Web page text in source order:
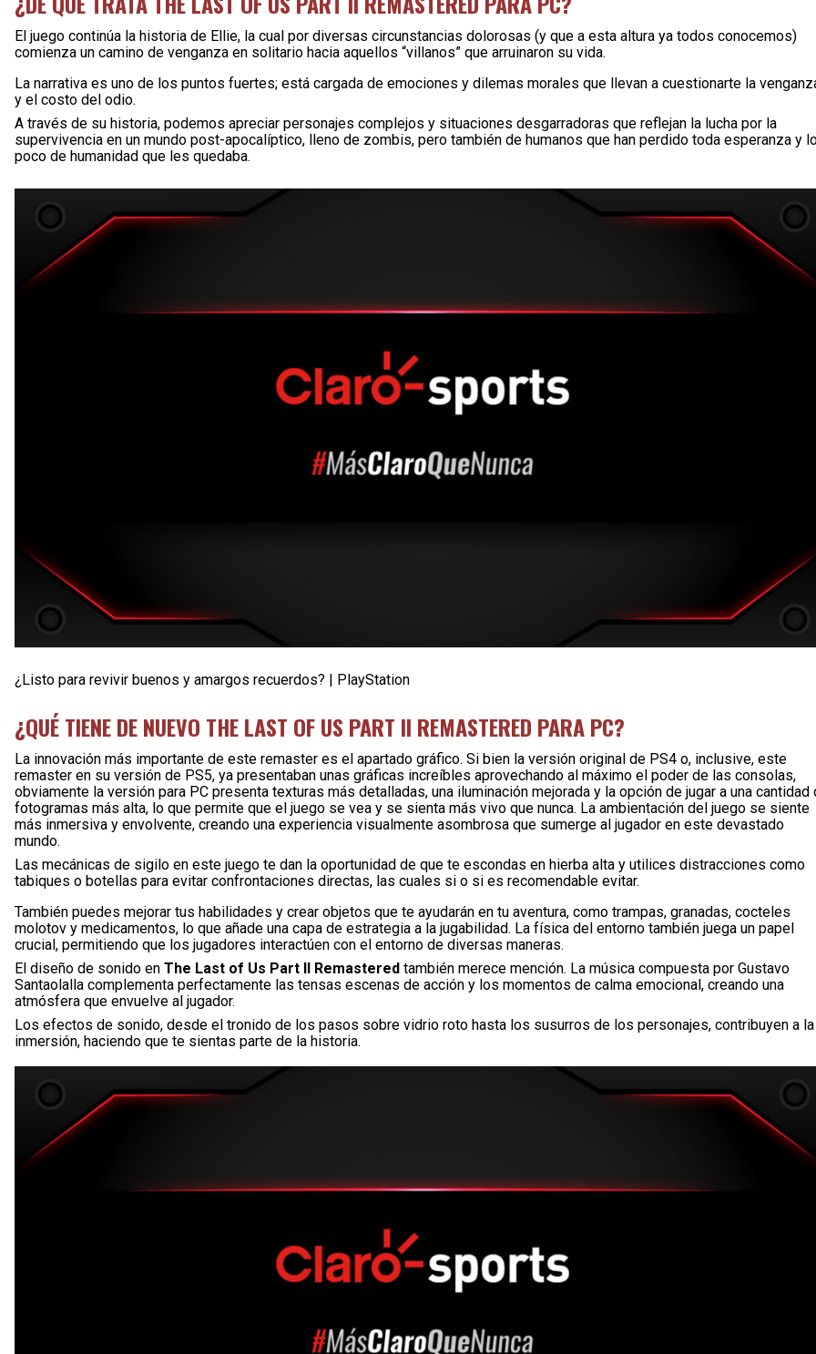
El juego continúa la historia de Ellie, la cual por diversas circunstancias dolorosas (y que a esta altura ya todos conocemos)
comienza un camino de venganza en solitario hacia aquellos “villanos” que arruinaron su vida.
La narrativa es uno de los puntos fuertes; está cargada de emociones y dilemas morales que llevan a cuestionarte la
y el costo del odio.
A través de su historia, podemos apreciar personajes complejos y situaciones desgarradoras que reflejan la lucha por la
supervivencia en un mundo post-apocalíptico, lleno de zombis, pero también de humanos que han perdido toda esperanza y
poco de humanidad que les quedaba.
¿Listo para revivir buenos y amargos recuerdos? | PlayStation
¿QUÉ TIENE DE NUEVO THE LAST OF US PART II REMASTERED PARA PC?
La innovación más importante de este remaster es el apartado gráfico. Si bien la versión original de PS4 o, inclusive, este
remaster en su versión de PS5, ya presentaban unas gráficas increíbles aprovechando al máximo el poder de las consolas,
obviamente la versión para PC presenta texturas más detalladas, una iluminación mejorada y la opción de jugar a una cantidad
fotogramas más alta, lo que permite que el juego se vea y se sienta más vivo que nunca. La ambientación del juego se siente
más inmersiva y envolvente, creando una experiencia visualmente asombrosa que sumerge al jugador en este devastado
mundo.
Las mecánicas de sigilo en este juego te dan la oportunidad de que te escondas en hierba alta y utilices distracciones como
tabiques o botellas para evitar confrontaciones directas, las cuales si o si es recomendable evitar.
También puedes mejorar tus habilidades y crear objetos que te ayudarán en tu aventura, como trampas, granadas, cocteles
molotov y medicamentos, lo que añade una capa de estrategia a la jugabilidad. La física del entorno también juega un papel
crucial, permitiendo que los jugadores interactúen con el entorno de diversas maneras.
El diseño de sonido en The Last of Us Part II Remastered también merece mención. La música compuesta por Gustavo
Santaolalla complementa perfectamente las tensas escenas de acción y los momentos de calma emocional, creando una
atmósfera que envuelve al jugador.
Los efectos de sonido, desde el tronido de los pasos sobre vidrio roto hasta los susurros de los personajes, contribuyen a la
inmersión, haciendo que te sientas parte de la historia.